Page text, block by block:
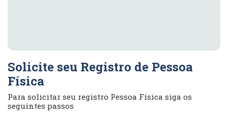
Solicite seu Registro de Pessoa
Física
Para solicitar seu registro Pessoa Física siga os
seguintes passos